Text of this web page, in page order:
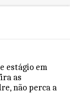
estágio em
as
não perca a